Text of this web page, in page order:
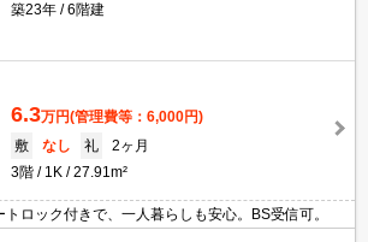
築23年
6階建
6.3万円(管理費等：6,000円)
敷
なし 礼
2ヶ月
3階
1K 27.91m²
トロック付きで、一人暮らしも安心。BS受信可。